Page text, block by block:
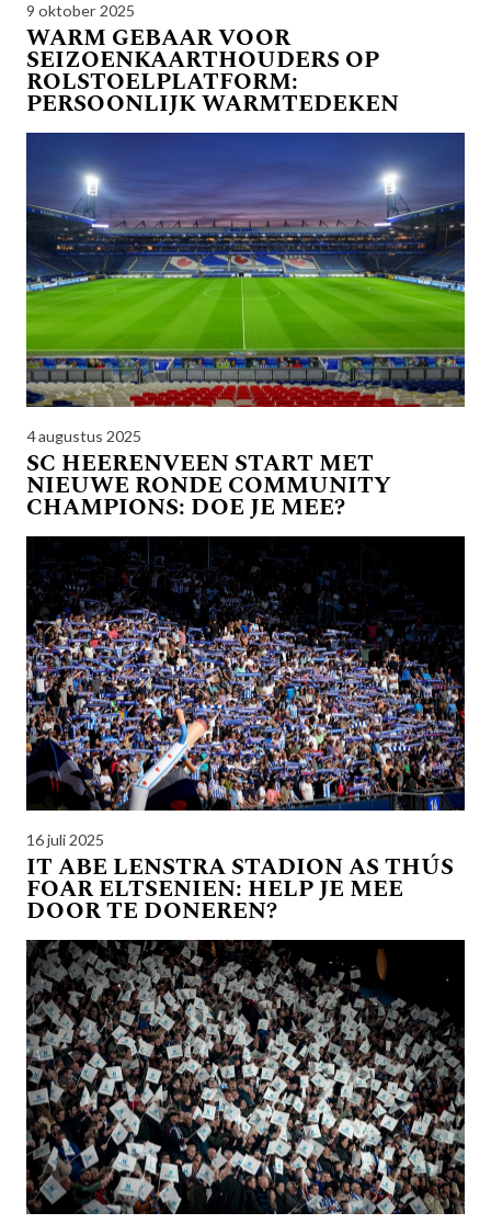
9 oktober 2025
WARM GEBAAR VOOR
SEIZOENKAARTHOUDERS OP
ROLSTOELPLATFORM:
PERSOONLIJK WARMTEDEKEN
4 augustus 2025
SC HEERENVEEN START MET
NIEUWE RONDE COMMUNITY
CHAMPIONS: DOE JE MEE?
16 juli 2025
IT ABE LENSTRA STADION AS THÚS
FOAR ELTSENIEN: HELP JE MEE
DOOR TE DONEREN?